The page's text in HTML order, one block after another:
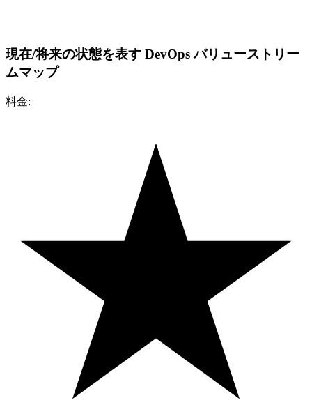
現在/将来の状態を表す DevOps バリューストリー
ムマップ
料金: